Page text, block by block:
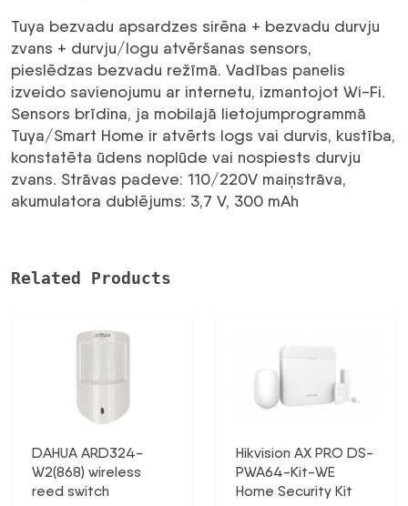
49,44 €.37,57 €.
Tuya bezvadu apsardzes sirēna + bezvadu durvju
zvans + durvju/logu atvēršanas sensors,
pieslēdzas bezvadu režīmā. Vadības panelis
izveido savienojumu ar internetu, izmantojot Wi-Fi.
Sensors brīdina, ja mobilajā lietojumprogrammā
Tuya/Smart Home ir atvērts logs vai durvis, kustība,
konstatēta ūdens noplūde vai nospiests durvju
zvans. Strāvas padeve: 110/220V maiņstrāva,
akumulatora dublējums: 3,7 V, 300 mAh
Related Products
DAHUA ARD324-
W2(868) wireless
reed switch
Hikvision AX PRO DS-
PWA64-Kit-WE
Home Security Kit